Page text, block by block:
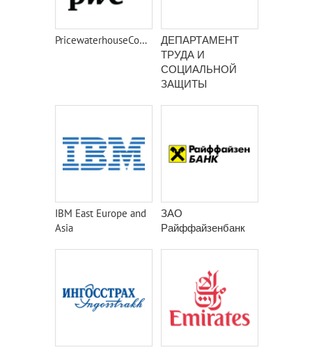
PricewaterhouseCoopers
ДЕПАРТАМЕНТ
ТРУДА И
СОЦИАЛЬНОЙ
ЗАЩИТЫ
IBM East Europe and
Asia
ЗАО
Райффайзенбанк